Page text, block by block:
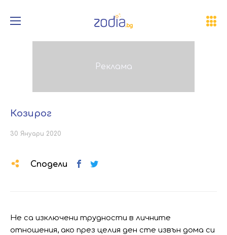
Козирог
30 Януари 2020
Сподели
Не са изключени трудности в личните
отношения, ако през целия ден сте извън дома си